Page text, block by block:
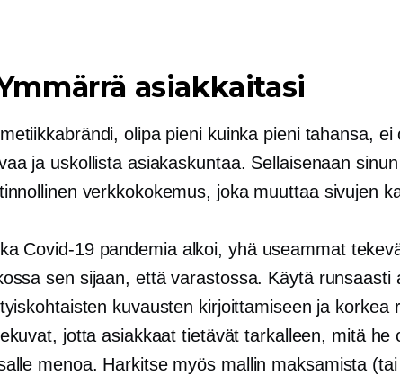
asiakkaitasi
olipa pieni kuinka pieni tahansa, ei
ja uskollista asiakaskuntaa. Sellaisenaan
verkkokokemus, joka muuttaa sivujen
Covid-19pandemia alkoi, yhä useammat
sen sijaan, ettävarastossa. Käytä runsaasti
kuvausten kirjoittamiseen ja korkea
jotta asiakkaat tietävät tarkalleen, mitä he
menoa. Harkitse myös mallin maksamista